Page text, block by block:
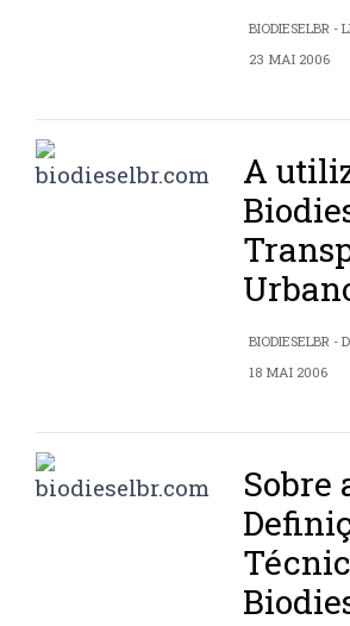
BIODIESELBR -
23 MAI 2006
A
BIODIESELBR -
18 MAI 2006
Sobre